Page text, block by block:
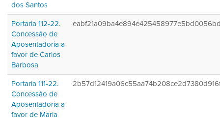
dos Santos
Portaria 112-22.
Concessão de
Aposentadoria a
favor de Carlos
Barbosa
Portaria 111-22.
Concessão de
Aposentadoria a
favor de Maria